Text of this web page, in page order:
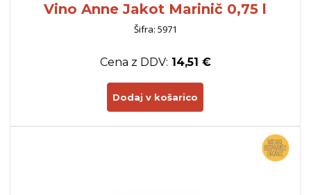
Vino Anne Jakot Marinič 0,75 l
Šifra: 5971
Cena z DDV: 14,51 €
Dodaj v košarico